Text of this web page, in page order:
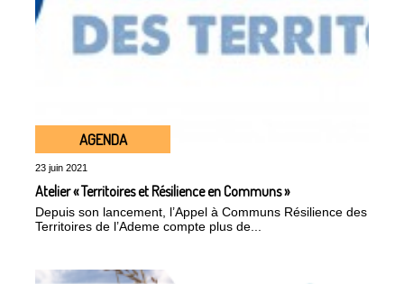
AGENDA
23 juin 2021
Atelier « Territoires et Résilience en Communs »
Depuis son lancement, l’Appel à Communs Résilience des
Territoires de l’Ademe compte plus de...